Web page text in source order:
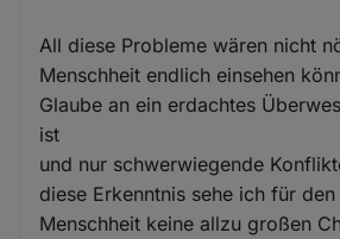
All diese Probleme wären nicht
Menschheit endlich einsehen
Glaube an ein erdachtes
ist
und nur schwerwiegende
diese Erkenntnis sehe ich für
Menschheit keine allzu großen